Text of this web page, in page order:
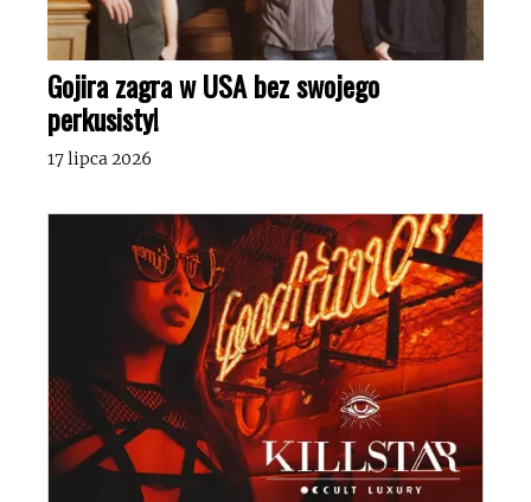
Gojira zagra w USA bez swojego
perkusisty!
17 lipca 2026